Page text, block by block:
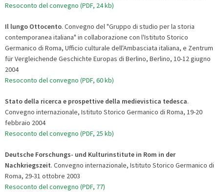
Resoconto del convegno (PDF, 24 kb)
Il lungo Ottocento. Convegno del "Gruppo di studio per la storia
contemporanea italiana" in collaborazione con l'Istituto Storico
Germanico di Roma, Ufficio culturale dell'Ambasciata italiana, e Zentrum
für Vergleichende Geschichte Europas di Berlino, Berlino, 10-12 giugno
2004
Resoconto del convegno (PDF, 60 kb)
Stato della ricerca e prospettive della medievistica tedesca.
Convegno internazionale, Istituto Storico Germanico di Roma, 19-20
febbraio 2004
Resoconto del convegno (PDF, 25 kb)
Deutsche Forschungs- und Kulturinstitute in Rom in der
Nachkriegszeit. Convegno internazionale, Istituto Storico Germanico di
Roma, 29-31 ottobre 2003
Resoconto del convegno (PDF, 77)